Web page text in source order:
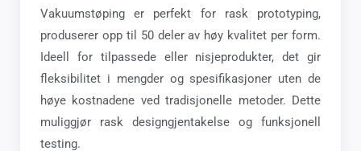
Vakuumstøping er perfekt for rask prototyping,
produserer opp til 50 deler av høy kvalitet per form.
Ideell for tilpassede eller nisjeprodukter, det gir
fleksibilitet i mengder og spesifikasjoner uten de
høye kostnadene ved tradisjonelle metoder. Dette
muliggjør rask designgjentakelse og funksjonell
testing.